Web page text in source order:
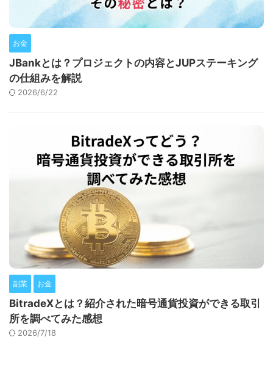
お金
JBankとは？プロジェクトの内容とJUPステーキング
の仕組みを解説
2026/6/22
副業 お金
BitradeXとは？紹介された暗号通貨投資ができる取引
所を調べてみた感想
2026/7/18